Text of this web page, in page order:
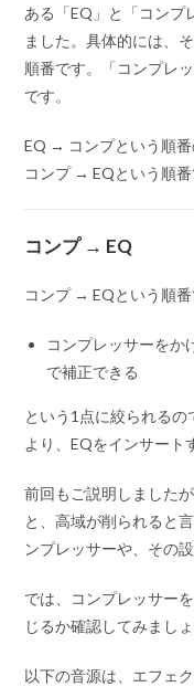
ある「EQ」と「コンプ
ました。具体的には、
順番です。「コンプレ
です。
EQ → コンプという順
コンプ → EQという順番
コンプ → EQ
コンプ → EQという順番
コンプレッサーをか
で補正できる
という1点に絞られる
より、EQをインサート
前回もご説明しました
と、高域が削られると
ンプレッサーや、その
では、コンプレッサー
じるか確認してみましょ
以下の音源は、エフェ